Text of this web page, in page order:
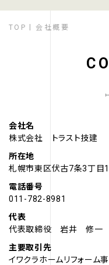
TOP 会社概要
会社名
株式会社 トラスト技建
所在地
札幌市東区伏古7条3丁目
電話番号
011-782-8981
代表
代表取締役 岩井 修一
主要取引先
イワクラホームリフォーム